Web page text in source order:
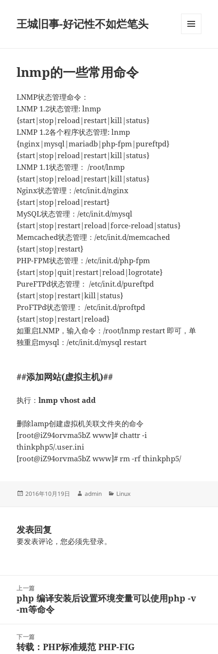
王城旧事-好记性不如烂笔头
lnmp的一些常用命令
LNMP状态管理命令：
LNMP 1.2状态管理: lnmp
{start|stop|reload|restart|kill|status}
LNMP 1.2各个程序状态管理: lnmp
{nginx|mysql|mariadb|php-fpm|pureftpd}
{start|stop|reload|restart|kill|status}
LNMP 1.1状态管理： /root/lnmp
{start|stop|reload|restart|kill|status}
Nginx状态管理：/etc/init.d/nginx
{start|stop|reload|restart}
MySQL状态管理：/etc/init.d/mysql
{start|stop|restart|reload|force-reload|status}
Memcached状态管理：/etc/init.d/memcached
{start|stop|restart}
PHP-FPM状态管理：/etc/init.d/php-fpm
{start|stop|quit|restart|reload|logrotate}
PureFTPd状态管理： /etc/init.d/pureftpd
{start|stop|restart|kill|status}
ProFTPd状态管理： /etc/init.d/proftpd
{start|stop|restart|reload}
如重启LNMP，输入命令：/root/lnmp restart 即可，单
独重启mysql：/etc/init.d/mysql restart
##添加网站(虚拟主机)##
执行：lnmp vhost add
删除lamp创建虚拟机关联文件夹的命令
[root@iZ94orvma5bZ www]# chattr -i
thinkphp5/.user.ini
[root@iZ94orvma5bZ www]# rm -rf thinkphp5/
发
2016年10月19日
作
admin
分
Linux
发表回复
要发表评论，您必须先登录。
上一篇
上
篇
章：
php 编译安装后设置环境变量可以使用php -v
-m等命令
下一篇
下
转载：PHP标准规范 PHP-FIG